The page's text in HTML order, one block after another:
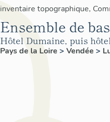
inventaire topographique,
Ensemble de
Hôtel Dumaine, puis
Pays de la Loire > Vendée >